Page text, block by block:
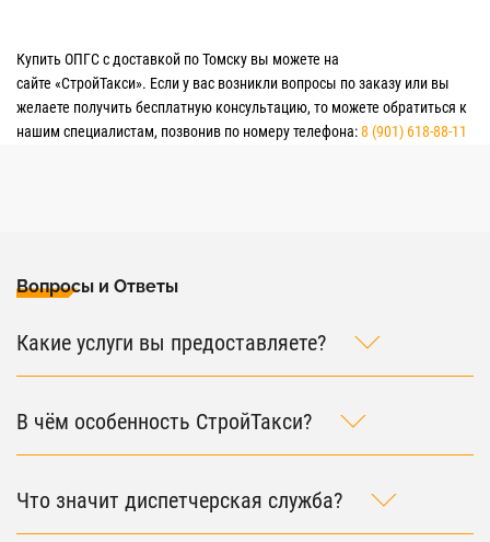
Купить ОПГС с доставкой по Томску вы можете на
сайте «СтройТакси». Если у вас возникли вопросы по заказу или вы
желаете получить бесплатную консультацию, то можете обратиться к
нашим специалистам, позвонив по номеру телефона:8 (901) 618-88-11
Вопросы и Ответы
Какие услуги вы предоставляете?
В чём особенность СтройТакси?
Что значит диспетчерская служба?